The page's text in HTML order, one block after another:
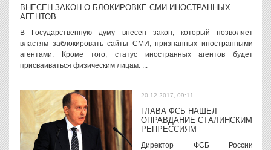
ВНЕСЕН ЗАКОН О БЛОКИРОВКЕ СМИ-ИНОСТРАННЫХ
АГЕНТОВ
В Государственную думу внесен закон, который позволяет
властям заблокировать сайты СМИ, признанных иностранными
агентами. Кроме того, статус иностранных агентов будет
присваиваться физическим лицам. ...
20.12.2017, 09:11
ГЛАВА ФСБ НАШЕЛ
ОПРАВДАНИЕ СТАЛИНСКИМ
РЕПРЕССИЯМ
Директор ФСБ России